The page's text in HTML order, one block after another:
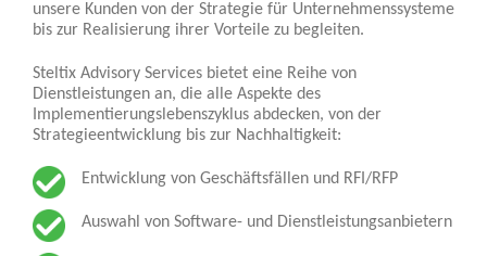
unsere Kunden von der Strategie für Unternehmenssysteme
bis zur Realisierung ihrer Vorteile zu begleiten.
Steltix Advisory Services bietet eine Reihe von
Dienstleistungen an, die alle Aspekte des
Implementierungslebenszyklus abdecken, von der
Strategieentwicklung bis zur Nachhaltigkeit:
Entwicklung von Geschäftsfällen und RFI/RFP
Auswahl von Software- und Dienstleistungsanbietern